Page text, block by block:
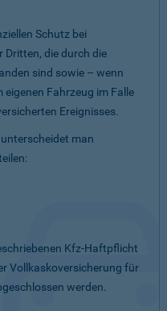
Schutz bei
die durch die
sind sowie – wenn
Fahrzeug im Falle
Ereignisses.
man
Kfz-Haftpflicht
Vollkaskoversicherung für
werden.